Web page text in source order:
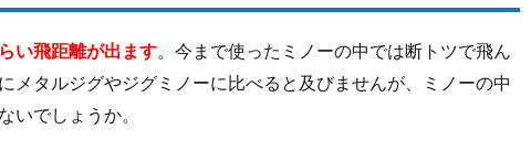
い飛距離が出ます。今まで使ったミノーの中では断トツで飛ん
メタルジグやジグミノーに比べると及びませんが、ミノーの中
いでしょうか。